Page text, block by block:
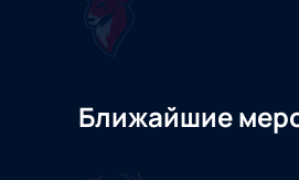
Ближайшие